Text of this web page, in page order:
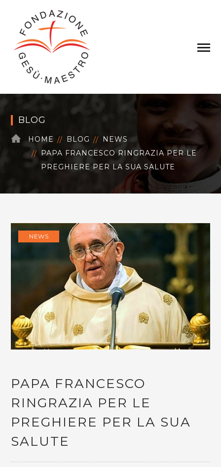
BLOG
HOME BLOG
NEWS
PAPA FRANCESCO RINGRAZIA PER LE
PREGHIERE PER LA SUA SALUTE
NEWS
PAPA FRANCESCO
RINGRAZIA PER LE
PREGHIERE PER LA SUA
SALUTE